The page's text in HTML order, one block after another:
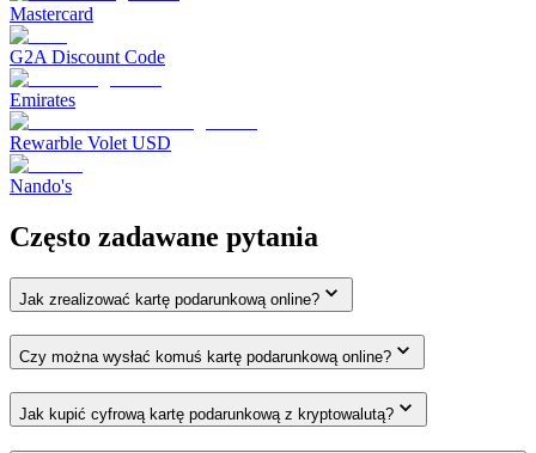
Mastercard
G2A Discount Code
Emirates
Rewarble Volet USD
Nando's
Często zadawane pytania
Jak zrealizować kartę podarunkową online?
Czy można wysłać komuś kartę podarunkową online?
Jak kupić cyfrową kartę podarunkową z kryptowalutą?